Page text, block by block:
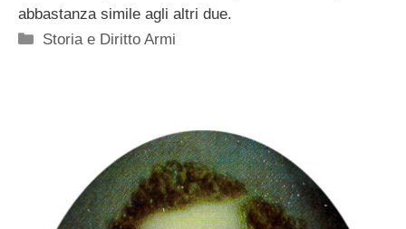
abbastanza simile agli altri due.
Categorie
Storia e Diritto Armi